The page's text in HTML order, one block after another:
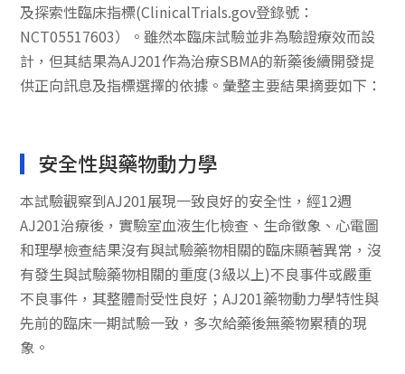
及探索性臨床指標(ClinicalTrials.gov登錄號：
NCT05517603）。雖然本臨床試驗並非為驗證療效而設
計，但其結果為AJ201作為治療SBMA的新藥後續開發提
供正向訊息及指標選擇的依據。彙整主要結果摘要如下：
安全性與藥物動力學
本試驗觀察到AJ201展現一致良好的安全性，經12週
AJ201治療後，實驗室血液生化檢查、生命徵象、心電圖
和理學檢查結果沒有與試驗藥物相關的臨床顯著異常，沒
有發生與試驗藥物相關的重度(3級以上)不良事件或嚴重
不良事件，其整體耐受性良好；AJ201藥物動力學特性與
先前的臨床一期試驗一致，多次給藥後無藥物累積的現
象。